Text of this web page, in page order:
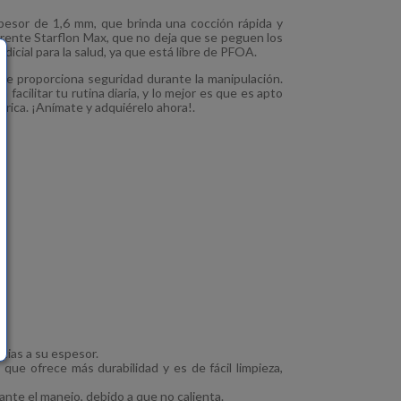
de 1,6 mm, que brinda una cocción rápida y
Starflon Max, que no deja que se peguen los
para la salud, ya que está libre de PFOA.
proporciona seguridad durante la manipulación.
facilitar tu rutina diaria, y lo mejor es que es apto
¡Anímate y adquiérelo ahora!.
a su espesor.
ofrece más durabilidad y es de fácil limpieza,
el manejo, debido a que no calienta.